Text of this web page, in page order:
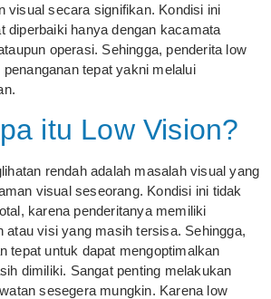
visual secara signifikan. Kondisi ini
diperbaiki hanya dengan kacamata
operasi. Sehingga, penderita low
tepat yakni melalui
itu Low Vision?
rendah adalah masalah visual yang
visual seseorang. Kondisi ini tidak
karena penderitanya memiliki
atau visi yang masih tersisa. Sehingga,
tepat untuk dapat mengoptimalkan
dimiliki. Sangat penting melakukan
sesegera mungkin. Karena low